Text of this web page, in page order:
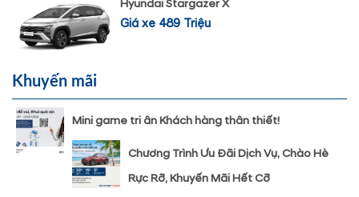
Hyundai Stargazer X
Giá xe 489 Triệu
Khuyến mãi
Mini game tri ân Khách hàng thân thiết!
Chương Trình Ưu Đãi Dịch Vụ, Chào Hè
Rực Rỡ, Khuyến Mãi Hết Cỡ